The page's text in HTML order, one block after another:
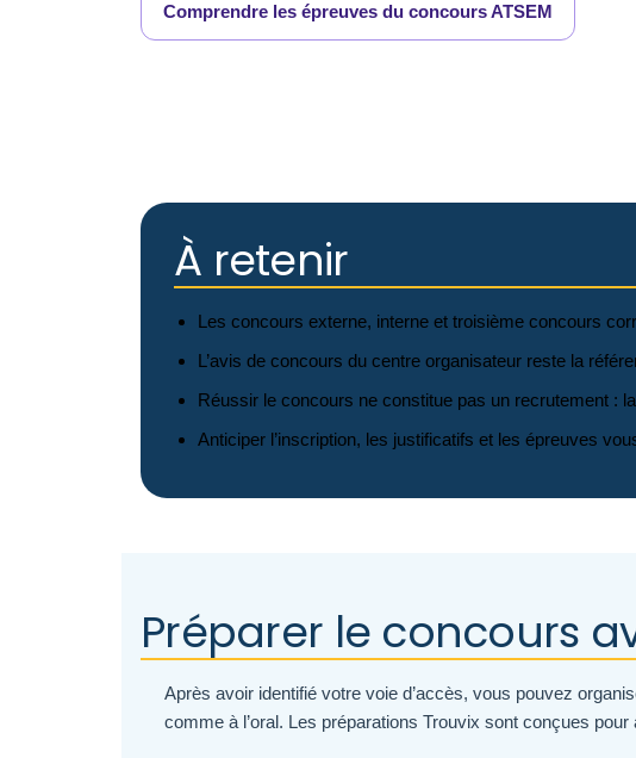
Comprendre les épreuves du concours ATSEM
À retenir
Les concours externe, interne et troisième concours
L’avis de concours du centre organisateur reste la
Réussir le concours ne constitue pas un recrutement :
Anticiper l’inscription, les justificatifs et les épreuves
Préparer le concours
Après avoir identifié votre voie d’accès, vous pouvez
comme à l’oral. Les préparations Trouvix sont conçues